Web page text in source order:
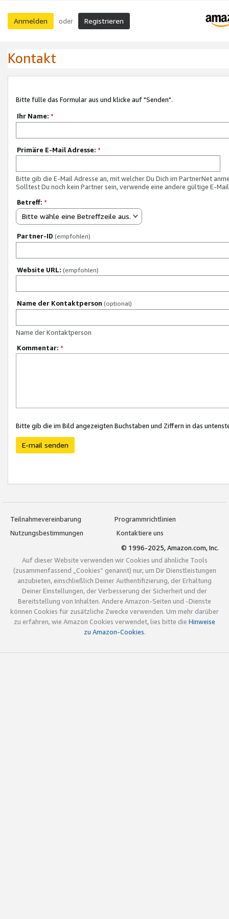
Anmelden oder Registrieren
Kontakt
Bitte fülle das Formular aus und klicke auf "Senden".
Ihr Name: *
Primäre E-Mail Adresse: *
Bitte gib die E-Mail Adresse an, mit welcher Du Dich im PartnerNet
Solltest Du noch kein Partner sein, verwende eine andere gültige E-
Betreff: *
Bitte wähle eine Betreffzeile aus.
Partner-ID (empfohlen)
Website URL: (empfohlen)
Name der Kontaktperson (optional)
Name der Kontaktperson
Kommentar: *
Bitte gib die im Bild angezeigten Buchstaben und Ziffern in das
E-mail senden
Teilnahmevereinbarung
Programmrichtlinien
Nutzungsbestimmungen
Kontaktiere uns
© 1996-2025, Amazon.com, Inc.
Auf dieser Website verwenden wir Cookies und ähnliche Tools
(zusammenfassend „Cookies“ genannt) nur, um Dir Dienstleistungen
anzubieten, einschließlich Deiner Authentifizierung, der Erhaltung
Deiner Einstellungen, der Verbesserung der Sicherheit und der
Bereitstellung von Inhalten. Andere Amazon-Seiten und -Dienste
können Cookies für zusätzliche Zwecke verwenden. Um mehr darüber
zu erfahren, wie Amazon Cookies verwendet, lies bitte die Hinweise
zu Amazon-Cookies.